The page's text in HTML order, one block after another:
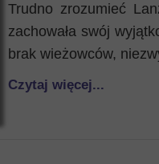
Trudno zrozumieć
zachowała swój
brak wieżowców,
Czytaj więcej...